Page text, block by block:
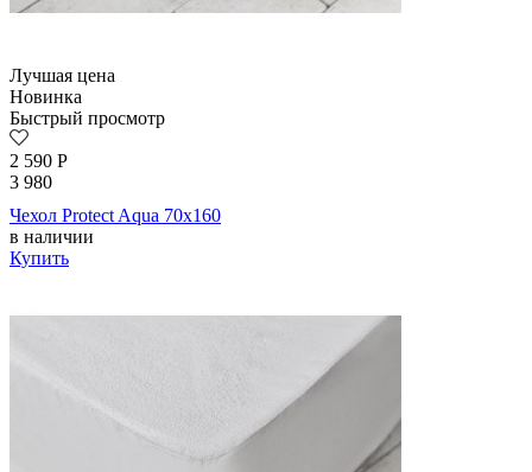
Лучшая цена
Новинка
Быстрый просмотр
2 590 Р
3 980
Чехол Protect Aqua 70х160
в наличии
Купить